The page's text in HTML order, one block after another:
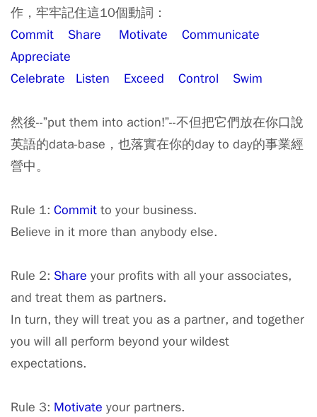
作，牢牢記住這10個動詞：
Commit Share Motivate Communicate
Appreciate
Celebrate Listen Exceed Control Swim
然後--”put them into action!”--不但把它們放在你口說
英語的data-base，也落實在你的day to day的事業經
營中。
Rule 1: Commit to your business.
Believe in it more than anybody else.
Rule 2: Share your profits with all your associates,
and treat them as partners.
In turn, they will treat you as a partner, and together
you will all perform beyond your wildest
expectations.
Rule 3: Motivate your partners.